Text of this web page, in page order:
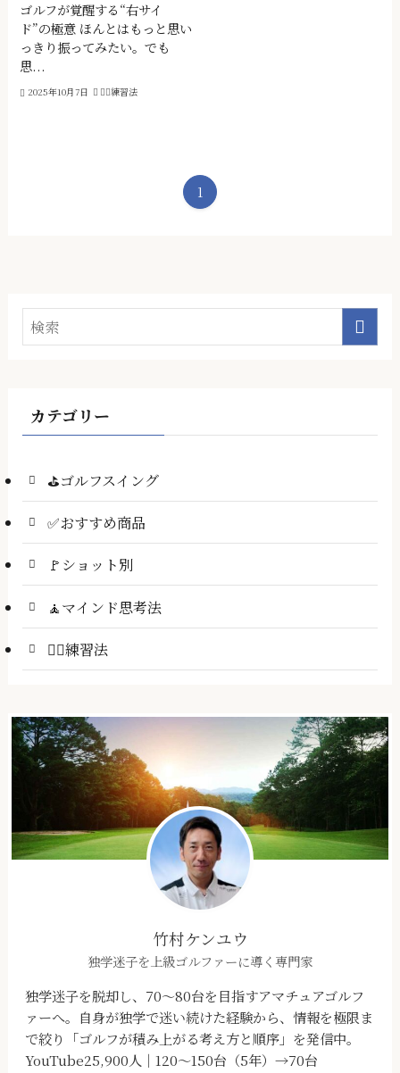
ゴルフが覚醒する“右サイ
ド”の極意 ほんとはもっと思い
っきり振ってみたい。でも
思...
2025年10月7日 🏌️‍♂️練習法
1
カテゴリー
⛳ゴルフスイング
✅おすすめ商品
🚩ショット別
🧘マインド思考法
🏌️‍♂️練習法
竹村ケンユウ
独学迷子を上級ゴルファーに導く専門家
独学迷子を脱却し、70～80台を目指すアマチュアゴルフ
ァーへ。自身が独学で迷い続けた経験から、情報を極限ま
で絞り「ゴルフが積み上がる考え方と順序」を発信中。
YouTube25,900人｜120～150台（5年）→70台